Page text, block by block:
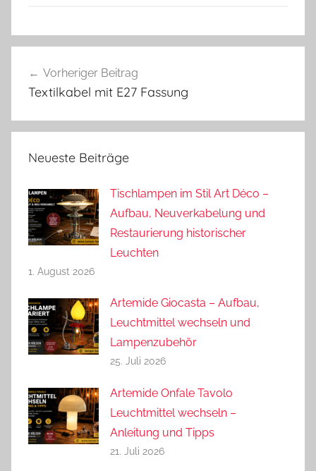
Vorheriger Beitrag
Textilkabel mit E27 Fassung
Neueste Beiträge
Tischlampen im Stil Art Déco –
Aufbau, Neuverkabelung und
Restaurierung historischer
Leuchten
1. August 2026
Artemide Giocasta – Aufbau,
Leuchtmittel wechseln und
Lampenzubehör
25. Juli 2026
Artemide Onfale Tavolo
Leuchtmittel wechseln –
Anleitung und Tipps
21. Juli 2026